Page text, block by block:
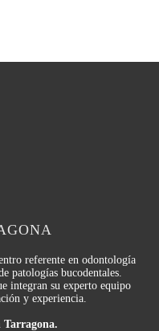
referente en odontología
patologías bucodentales.
integran su experto equipo
y experiencia.
Tarragona.